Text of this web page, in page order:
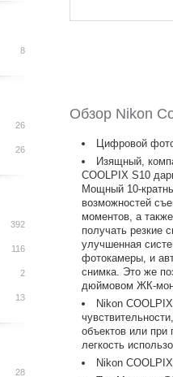
Обзор Nikon
Цифровой
Изящный,
COOLPIX S10
Мощный 10-
возможностей
моментов, а
получать резкие
улучшенная
фотокамеры, и
снимка. Это же
дюймовом ЖК-
Nikon
объектов или
легкость
Nikon
8
26
26
392
116
2
13
28